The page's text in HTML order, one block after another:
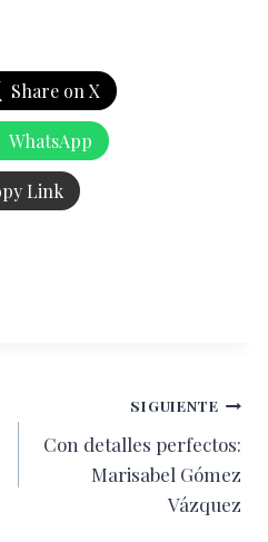
Share on X
WhatsApp
Link
SIGUIENTE
Con detalles perfectos:
Marisabel Gómez
Vázquez